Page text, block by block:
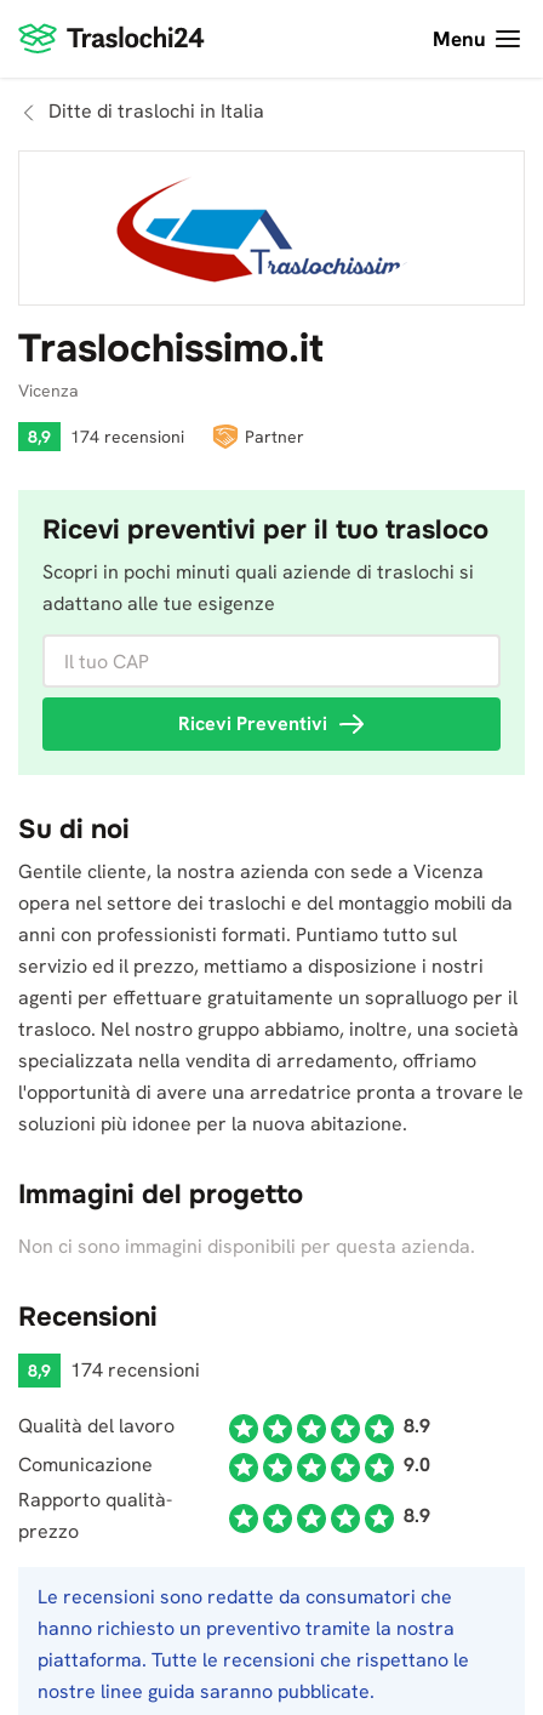
Menu
Ditte di traslochi in Italia
Traslochissimo.it
Vicenza
8,9 174 recensioni Partner
Ricevi preventivi per il tuo trasloco
Scopri in pochi minuti quali aziende di traslochi si
adattano alle tue esigenze
Il tuo CAP
Ricevi Preventivi
Su di noi
Gentile cliente, la nostra azienda con sede a Vicenza
opera nel settore dei traslochi e del montaggio mobili da
anni con professionisti formati. Puntiamo tutto sul
servizio ed il prezzo, mettiamo a disposizione i nostri
agenti per effettuare gratuitamente un sopralluogo per il
trasloco. Nel nostro gruppo abbiamo, inoltre, una società
specializzata nella vendita di arredamento, offriamo
l'opportunità di avere una arredatrice pronta a trovare le
soluzioni più idonee per la nuova abitazione.
Immagini del progetto
Non ci sono immagini disponibili per questa azienda.
Recensioni
8,9 174 recensioni
Qualità del lavoro
8.9
Comunicazione
9.0
Rapporto qualità-
prezzo
8.9
Le recensioni sono redatte da consumatori che
hanno richiesto un preventivo tramite la nostra
piattaforma. Tutte le recensioni che rispettano le
nostre linee guida saranno pubblicate.